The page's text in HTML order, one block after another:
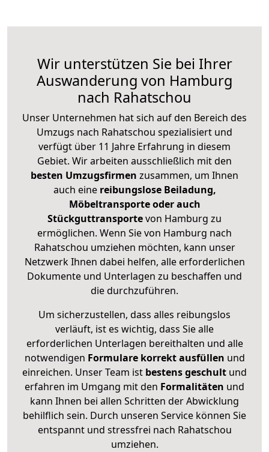
Wir unterstützen Sie bei Ihrer
Auswanderung von Hamburg
nach Rahatschou
Unser Unternehmen hat sich auf den Bereich des
Umzugs nach Rahatschou spezialisiert und
verfügt über 11 Jahre Erfahrung in diesem
Gebiet. Wir arbeiten ausschließlich mit den
besten Umzugsfirmen zusammen, um Ihnen
auch eine reibungslose Beiladung,
Möbeltransporte oder auch
Stückguttransportevon Hamburg zu
ermöglichen. Wenn Sie von Hamburg nach
Rahatschou umziehen möchten, kann unser
Netzwerk Ihnen dabei helfen, alle erforderlichen
Dokumente und Unterlagen zu beschaffen und
die durchzuführen.
Um sicherzustellen, dass alles reibungslos
verläuft, ist es wichtig, dass Sie alle
erforderlichen Unterlagen bereithalten und alle
notwendigen Formulare korrekt ausfüllen und
einreichen. Unser Team ist bestens geschult und
erfahren im Umgang mit den Formalitäten und
kann Ihnen bei allen Schritten der Abwicklung
behilflich sein. Durch unseren Service können Sie
entspannt und stressfrei nach Rahatschou
umziehen.